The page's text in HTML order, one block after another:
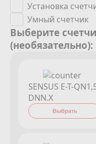
Полезное
О нас
Бонусы
Официальный
защита от
Установка
Умный счетчик
Выберите
(необязательно):
SENSUS E-T-
DNN.X
Выбрать